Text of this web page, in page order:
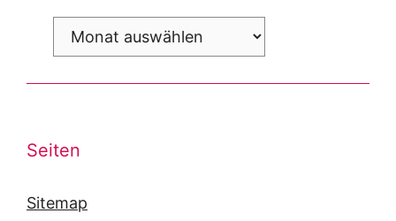
Archiv
Seiten
Sitemap